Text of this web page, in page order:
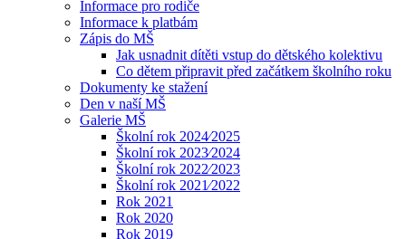
Informace pro rodiče
Informace k platbám
Zápis do MŠ
Jak usnadnit dítěti vstup do dětského kolektivu
Co dětem připravit před začátkem školního roku
Dokumenty ke stažení
Den v naší MŠ
Galerie MŠ
Školní rok 2024⁄2025
Školní rok 2023⁄2024
Školní rok 2022⁄2023
Školní rok 2021⁄2022
Rok 2021
Rok 2020
Rok 2019